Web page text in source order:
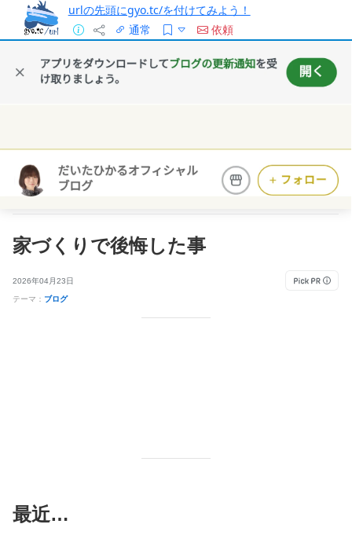
urlの先頭にgyo.tc/を付けてみよう！
通常
依頼